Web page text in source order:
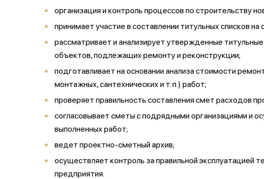
организация и контроль процессов по строительству
принимает участие в составлении титульных списков
рассматривает и анализирует утвержденные
объектов, подлежащих ремонту и реконструкции;
подготавливает на основании анализа стоимости
монтажных, сантехнических и т. п.) работ;
проверяет правильность составления смет расходов
согласовывает сметы с подрядными организациями и
выполненных работ;
ведет проектно-сметный архив;
осуществляет контроль за правильной эксплуатацией
предприятия.